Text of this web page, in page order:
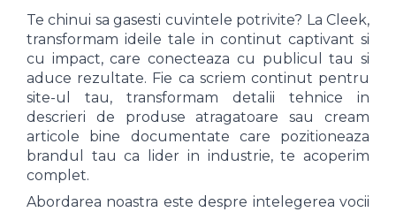
Te chinui sa gasesti cuvintele potrivite? La Cleek,
transformam ideile tale in continut captivant si
cu impact, care conecteaza cu publicul tau si
aduce rezultate. Fie ca scriem continut pentru
site-ul tau, transformam detalii tehnice in
descrieri de produse atragatoare sau cream
articole bine documentate care pozitioneaza
brandul tau ca lider in industrie, te acoperim
complet.
Abordarea noastra este despre intelegerea vocii